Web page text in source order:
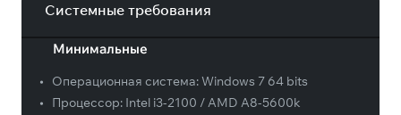
Системные требования
Минимальные
• Операционная система:Windows 7 64 bits
•
Процессор: Intel i3-2100 / AMD A8-5600k